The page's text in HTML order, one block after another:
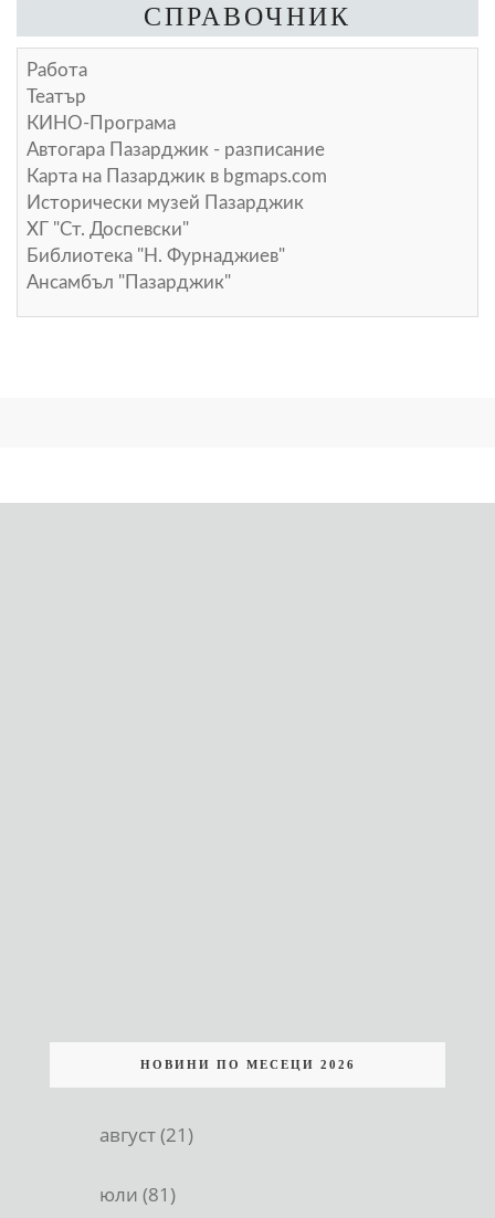
СПРАВОЧНИК
Работа
Театър
КИНО-Програма
Автогара Пазарджик - разписание
Карта на Пазарджик в bgmaps.com
Исторически музей Пазарджик
ХГ "Ст. Доспевски"
Библиотека "Н. Фурнаджиев"
Ансамбъл "Пазарджик"
НОВИНИ ПО МЕСЕЦИ 2026
август (21)
юли (81)